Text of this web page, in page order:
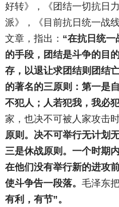
好转》，《团结一切抗日
派》，《目前抗日统一战
文章，指出： “在抗日统一
的手段，团结是斗争的目
存，以退让求团结则团结
的著名的三原则：第一是
不犯人；人若犯我，我必犯
家，也决不可被人家攻击
原则。决不可举行无计划
三是休战原则。一个时期
在他们没有举行新的进攻
使斗争告一段落。 毛泽东
有利，有节”。